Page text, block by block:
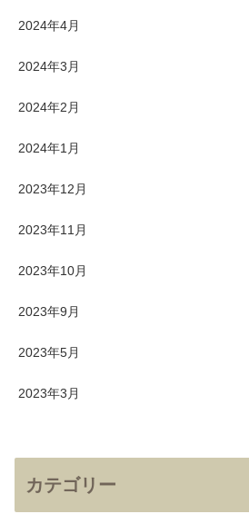
2024年4月
2024年3月
2024年2月
2024年1月
2023年12月
2023年11月
2023年10月
2023年9月
2023年5月
2023年3月
カテゴリー